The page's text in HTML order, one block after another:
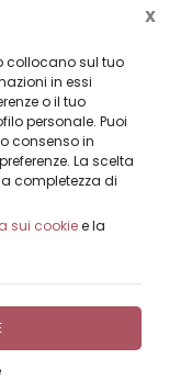
collocano sul tuo
in essi
o il tuo
personale. Puoi
consenso in
La scelta
completezza di
sui cookiee la
X
DISPONIBILI